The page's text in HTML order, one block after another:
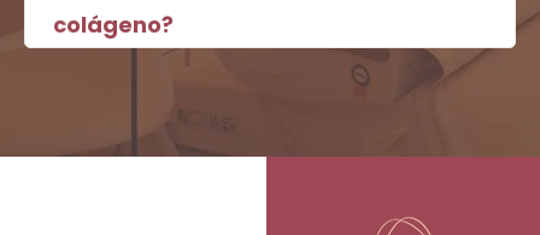
colágeno?